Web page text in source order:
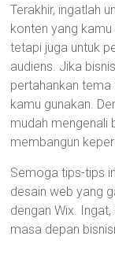
Terakhir, ingatlah
konten yang kamu
tetapi juga untuk
audiens. Jika
pertahankan tema
kamu gunakan.
mudah mengenali
membangun
Semoga tips-tips
desain web yang
dengan Wix.
masa depan